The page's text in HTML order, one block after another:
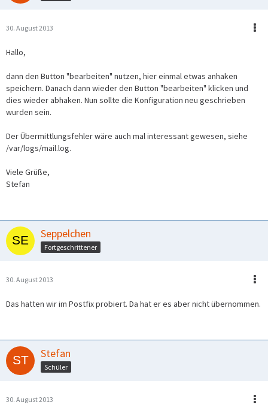
30. August 2013
Hallo,
dann den Button "bearbeiten" nutzen, hier einmal etwas anhaken
speichern. Danach dann wieder den Button "bearbeiten" klicken und
dies wieder abhaken. Nun sollte die Konfiguration neu geschrieben
wurden sein.
Der Übermittlungsfehler wäre auch mal interessant gewesen, siehe
/var/logs/mail.log.
Viele Grüße,
Stefan
Seppelchen
Fortgeschrittener
30. August 2013
Das hatten wir im Postfix probiert. Da hat er es aber nicht übernommen.
Stefan
Schüler
30. August 2013